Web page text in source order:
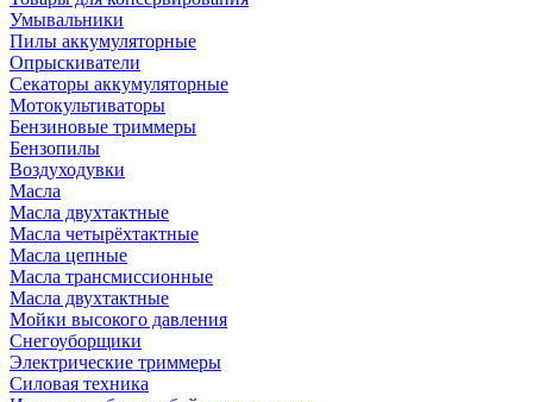
Умывальники
Пилы аккумуляторные
Опрыскиватели
Секаторы аккумуляторные
Мотокультиваторы
Бензиновые триммеры
Бензопилы
Воздуходувки
Масла
Масла двухтактные
Масла четырёхтактные
Масла цепные
Масла трансмиссионные
Масла двухтактные
Мойки высокого давления
Снегоуборщики
Электрические триммеры
Силовая техника